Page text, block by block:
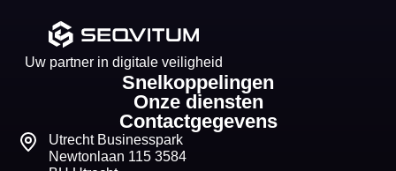
Uw partner in digitale veiligheid
Snelkoppelingen
Onze diensten
Contactgegevens
Utrecht Businesspark
Newtonlaan 115 3584